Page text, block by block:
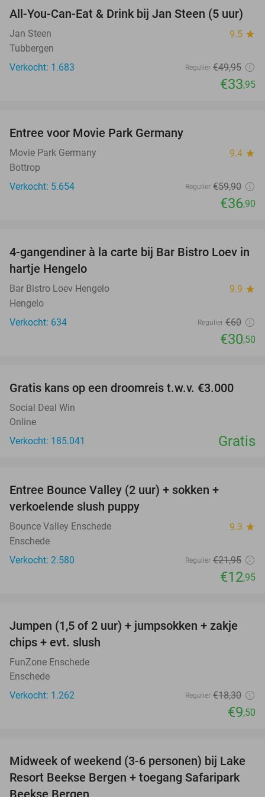
32%
All-You-Can-Eat & Drink bij Jan Steen (5 uur)
Jan Steen 9.5 star
Tubbergen
Verkocht: 1.683
Regulier €49,95
€33,95
Entree voor Movie Park Germany
Movie Park Germany 9.4 star
Bottrop
Verkocht: 5.654
Regulier €59,90
€36,90
49%
4-gangendiner à la carte bij Bar Bistro Loev in
hartje Hengelo
Bar Bistro Loev Hengelo 9.9 star
Hengelo
Verkocht: 634
Regulier €60
€30,50
Gratis kans op een droomreis t.w.v. €3.000
Social Deal Win
Online
Verkocht: 185.041
Gratis
Entree Bounce Valley (2 uur) + sokken +
verkoelende slush puppy
Bounce Valley Enschede 9.3 star
Enschede
Verkocht: 2.580
Regulier €21,95
€12,95
48%
Jumpen (1,5 of 2 uur) + jumpsokken + zakje
chips + evt. slush
FunZone Enschede
Enschede
Verkocht: 1.262
Regulier €18,30
€9,50
53%
Midweek of weekend (3-6 personen) bij Lake
Resort Beekse Bergen + toegang Safaripark
Beekse Bergen